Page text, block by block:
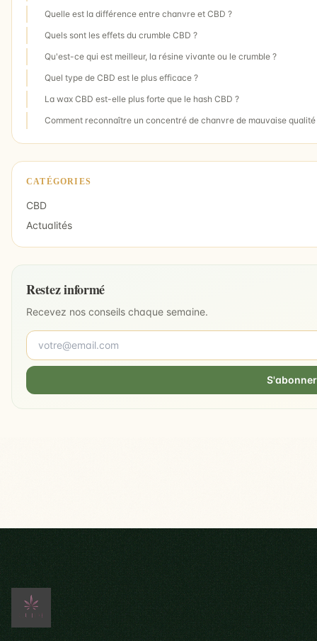
Quelle est la différence entre chanvre et CBD ?
Quels sont les effets du crumble CBD ?
Qu'est-ce qui est meilleur, la résine vivante ou le crumble ?
Quel type de CBD est le plus efficace ?
La wax CBD est-elle plus forte que le hash CBD ?
Comment reconnaître un concentré de chanvre de mauvaise qualité
CATÉGORIES
CBD
Actualités
Restez informé
Recevez nos conseils chaque semaine.
S'abonner